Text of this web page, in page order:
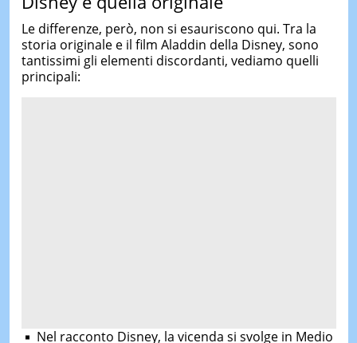
Le differenze, però, non si esauriscono qui. Tra la
storia originale e il film Aladdin della Disney, sono
tantissimi gli elementi discordanti, vediamo quelli
principali:
Nel racconto Disney, la vicenda si svolge in Medio